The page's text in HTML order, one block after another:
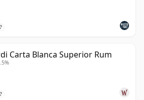
Carta Blanca Superior Rum